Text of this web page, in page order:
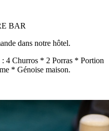
BAR
dans notre hôtel.
4 Churros * 2 Porras * Portion
* Génoise maison.